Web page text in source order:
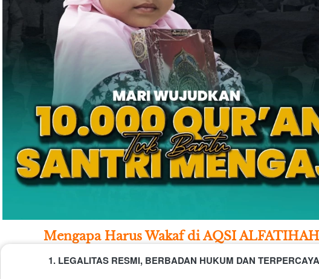
Mengapa Harus Wakaf di AQSI
1. LEGALITAS RESMI, BERBADAN HUKUM DAN TERPERCAYA